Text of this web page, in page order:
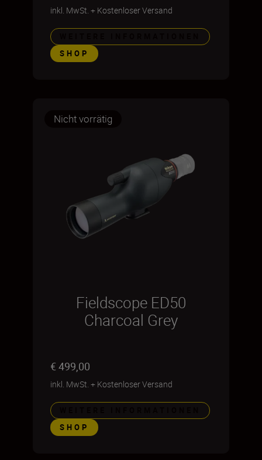
inkl. MwSt. + Kostenloser Versand
SHOP
Nicht vorrätig
Fieldscope ED50
Charcoal Grey
€ 499,00
inkl. MwSt. + Kostenloser Versand
SHOP